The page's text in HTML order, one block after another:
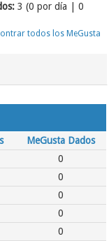
3 (0 por día | 0
todos los MeGusta
MeGusta Dados
0
0
0
0
0